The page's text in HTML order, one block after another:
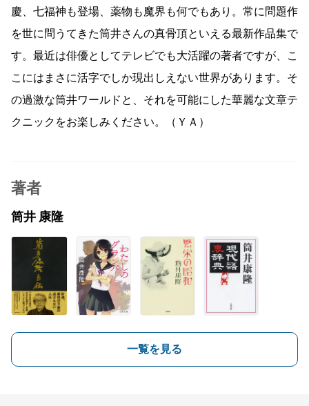
慶、七福神も登場、薬物も魔界も何でもあり。常に問題作
を世に問うてきた筒井さんの真骨頂といえる最新作品集で
す。最近は俳優としてテレビでも大活躍の著者ですが、こ
こにはまさに活字でしか現出しえない世界があります。そ
の過激な筒井ワールドと、それを可能にした華麗な文章テ
クニックをお楽しみください。（ＹＡ）
著者
筒井 康隆
一覧を見る